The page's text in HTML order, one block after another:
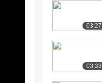
03:27
03:33